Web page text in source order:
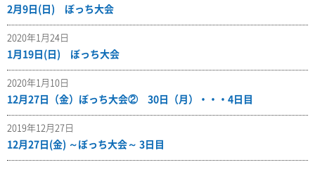
2月9日(日) ぼっち大会
2020年1月24日
1月19日(日) ぼっち大会
2020年1月10日
12月27日（金）ぼっち大会② 30日（月）・・・4日目
2019年12月27日
12月27日(金) ～ぼっち大会～ 3日目